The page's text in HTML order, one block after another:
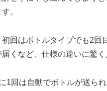
。
回はボトルタイプでも2回
くなど、仕様の違いに驚く
1回は自動でボトルが送ら